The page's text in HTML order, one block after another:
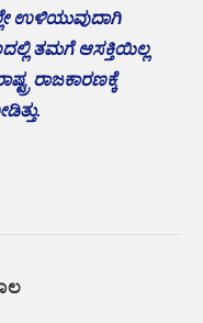
ಉಳಿಯುವುದಾಗಿ
ತಮಗೆ ಆಸಕ್ತಿಯಿಲ್ಲ
ರಾಜಕಾರಣಕ್ಕೆ